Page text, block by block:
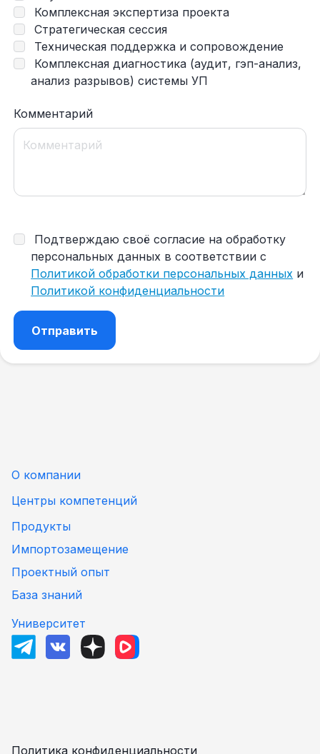
Комплексная экспертиза проекта
Стратегическая сессия
Техническая поддержка и сопровождение
Комплексная диагностика (аудит, гэп-анализ,
анализ разрывов) системы УП
Комментарий
Подтверждаю своё согласие на обработку
персональных данных в соответствии с
Политикой обработки персональных данных и
Политикой конфиденциальности
О компании
Центры компетенций
Продукты
Импортозамещение
Проектный опыт
База знаний
Университет
Политика конфиденциальности